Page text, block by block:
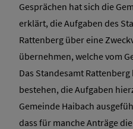
Gesprächen hat sich die
erklärt, die Aufgaben des
Rattenberg über eine
übernehmen, welche vom
Das Standesamt
bestehen, die Aufgaben
Gemeinde Haibach
dass für manche Anträge